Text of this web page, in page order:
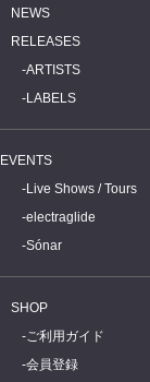
NEWS
RELEASES
ARTISTS
LABELS
EVENTS
Live Shows / Tours
electraglide
Sónar
SHOP
ご利用ガイド
会員登録